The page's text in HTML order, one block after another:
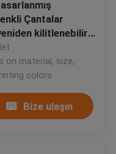
Çantalar
kilitlenebilir
Çantaları
on material, size,
colors
Bize ulaşın